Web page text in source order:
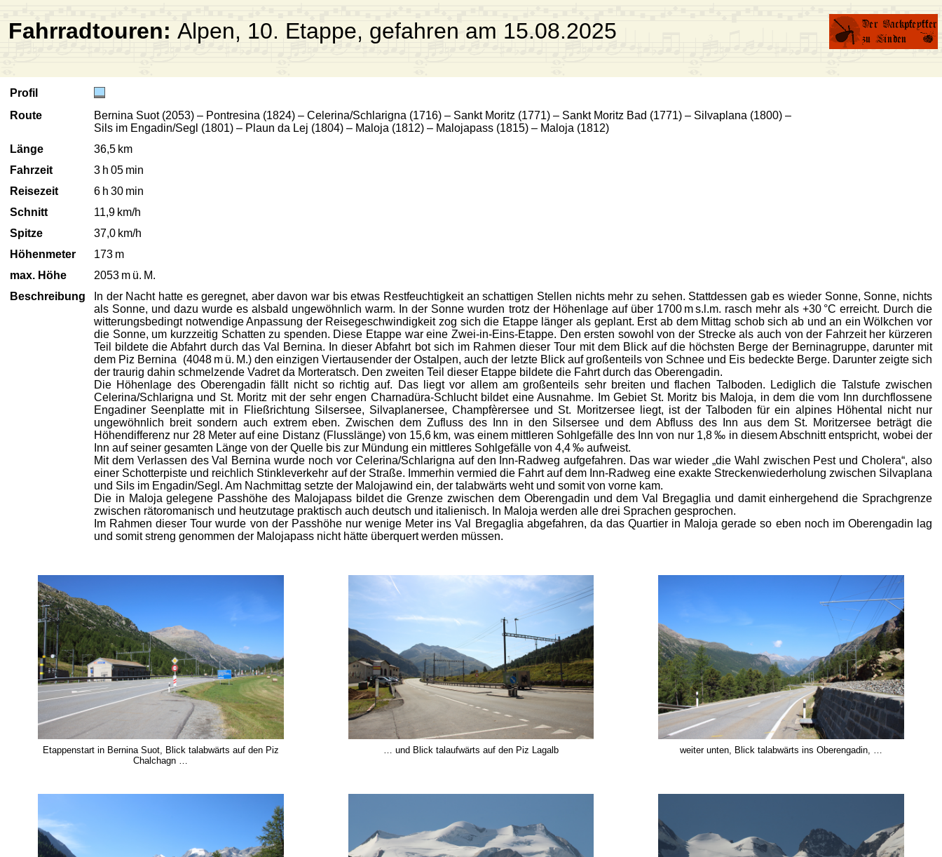
Fahrradtouren: Alpen, 10. Etappe, gefahren am 15.08.2025
Profil
Route
Bernina Suot (2053) – Pontresina (1824) – Celerina/Schlarigna (1716) – Sankt Moritz (1771) – Sankt Moritz Bad (1771) – Silvaplana (1800) –
Sils im Engadin/Segl (1801) – Plaun da Lej (1804) – Maloja (1812) – Malojapass (1815) – Maloja (1812)
Länge
36,5 km
Fahrzeit
3 h 05 min
Reisezeit
6 h 30 min
Schnitt
11,9 km/h
Spitze
37,0 km/h
Höhenmeter
173 m
max. Höhe
2053 m ü. M.
Beschreibung
In der Nacht hatte es geregnet, aber davon war bis etwas Restfeuchtigkeit an schattigen Stellen nichts mehr zu sehen. Stattdessen gab es wieder Sonne, Sonne, nichts
als Sonne, und dazu wurde es alsbald ungewöhnlich warm. In der Sonne wurden trotz der Höhenlage auf über 1700 m s.l.m. rasch mehr als +30 °C erreicht. Durch die
witterungsbedingt notwendige Anpassung der Reisegeschwindigkeit zog sich die Etappe länger als geplant. Erst ab dem Mittag schob sich ab und an ein Wölkchen vor
die Sonne, um kurzzeitig Schatten zu spenden. Diese Etappe war eine Zwei-in-Eins-Etappe. Den ersten sowohl von der Strecke als auch von der Fahrzeit her kürzeren
Teil bildete die Abfahrt durch das Val Bernina. In dieser Abfahrt bot sich im Rahmen dieser Tour mit dem Blick auf die höchsten Berge der Berninagruppe, darunter mit
dem Piz Bernina (4048 m ü. M.) den einzigen Viertausender der Ostalpen, auch der letzte Blick auf großenteils von Schnee und Eis bedeckte Berge. Darunter zeigte sich
der traurig dahin schmelzende Vadret da Morteratsch. Den zweiten Teil dieser Etappe bildete die Fahrt durch das Oberengadin.
Die Höhenlage des Oberengadin fällt nicht so richtig auf. Das liegt vor allem am großenteils sehr breiten und flachen Talboden. Lediglich die Talstufe zwischen
Celerina/Schlarigna und St. Moritz mit der sehr engen Charnadüra-Schlucht bildet eine Ausnahme. Im Gebiet St. Moritz bis Maloja, in dem die vom Inn durchflossene
Engadiner Seenplatte mit in Fließrichtung Silsersee, Silvaplanersee, Champfèrersee und St. Moritzersee liegt, ist der Talboden für ein alpines Höhental nicht nur
ungewöhnlich breit sondern auch extrem eben. Zwischen dem Zufluss des Inn in den Silsersee und dem Abfluss des Inn aus dem St. Moritzersee beträgt die
Höhendifferenz nur 28 Meter auf eine Distanz (Flusslänge) von 15,6 km, was einem mittleren Sohlgefälle des Inn von nur 1,8 ‰ in diesem Abschnitt entspricht, wobei der
Inn auf seiner gesamten Länge von der Quelle bis zur Mündung ein mittleres Sohlgefälle von 4,4 ‰ aufweist.
Mit dem Verlassen des Val Bernina wurde noch vor Celerina/Schlarigna auf den Inn-Radweg aufgefahren. Das war wieder „die Wahl zwischen Pest und Cholera“, also
einer Schotterpiste und reichlich Stinkleverkehr auf der Straße. Immerhin vermied die Fahrt auf dem Inn-Radweg eine exakte Streckenwiederholung zwischen Silvaplana
und Sils im Engadin/Segl. Am Nachmittag setzte der Malojawind ein, der talabwärts weht und somit von vorne kam.
Die in Maloja gelegene Passhöhe des Malojapass bildet die Grenze zwischen dem Oberengadin und dem Val Bregaglia und damit einhergehend die Sprachgrenze
zwischen rätoromanisch und heutzutage praktisch auch deutsch und italienisch. In Maloja werden alle drei Sprachen gesprochen.
Im Rahmen dieser Tour wurde von der Passhöhe nur wenige Meter ins Val Bregaglia abgefahren, da das Quartier in Maloja gerade so eben noch im Oberengadin lag
und somit streng genommen der Malojapass nicht hätte überquert werden müssen.
Etappenstart in Bernina Suot, Blick talabwärts auf den Piz
Chalchagn …
… und Blick talaufwärts auf den Piz Lagalb weiter unten, Blick talabwärts ins Oberengadin, …